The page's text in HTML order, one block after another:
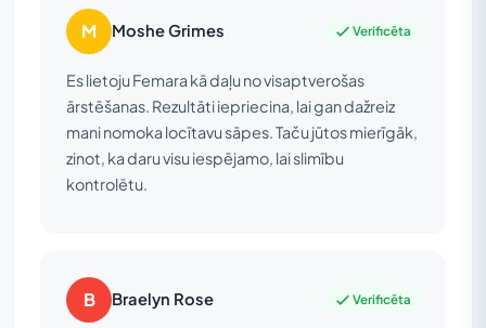
M Moshe Grimes Verificēta
Es lietoju Femara kā daļu no visaptverošas
ārstēšanas. Rezultāti iepriecina, lai gan dažreiz
mani nomoka locītavu sāpes. Taču jūtos mierīgāk,
zinot, ka daru visu iespējamo, lai slimību
kontrolētu.
B Braelyn Rose Verificēta